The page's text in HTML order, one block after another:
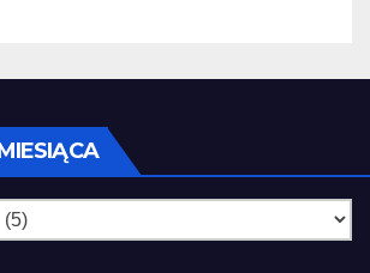
Archiwum
miesiąca